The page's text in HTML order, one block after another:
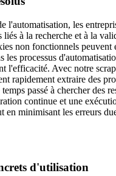
l'automatisation, les
liés à la recherche et à la
non fonctionnels peuvent
les processus
l'efficacité. Avec notre
rapidement extraire des
passé à chercher des
continue et une
en minimisant les erreurs
d'utilisation